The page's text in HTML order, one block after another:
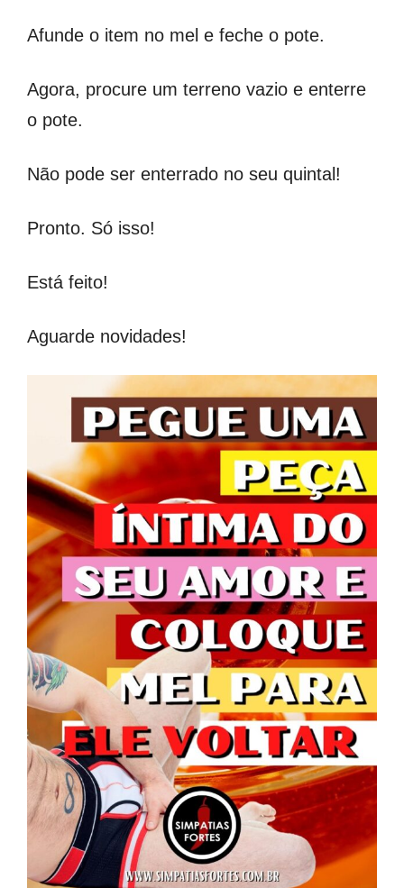
Afunde o item no mel e feche o pote.
Agora, procure um terreno vazio e enterre
o pote.
Não pode ser enterrado no seu quintal!
Pronto. Só isso!
Está feito!
Aguarde novidades!